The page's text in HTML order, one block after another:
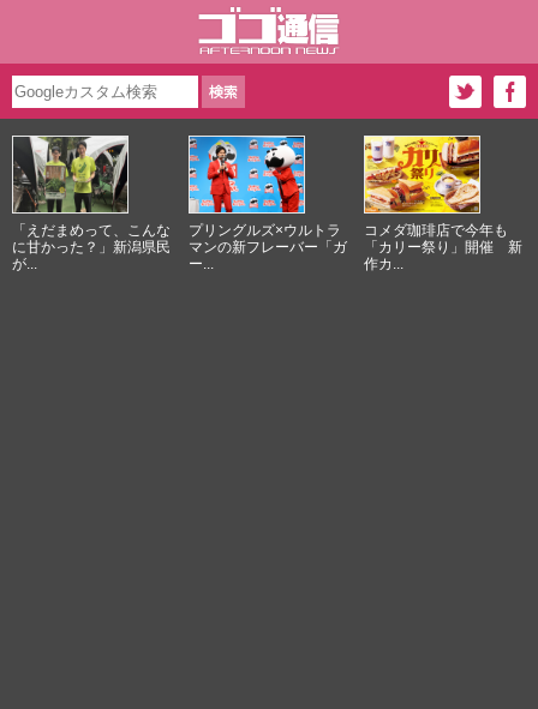
「えだまめって、こんな
に甘かった？」新潟県民
が...
プリングルズ×ウルトラ
マンの新フレーバー「ガ
ー...
コメダ珈琲店で今年も
「カリー祭り」開催 新
作カ...